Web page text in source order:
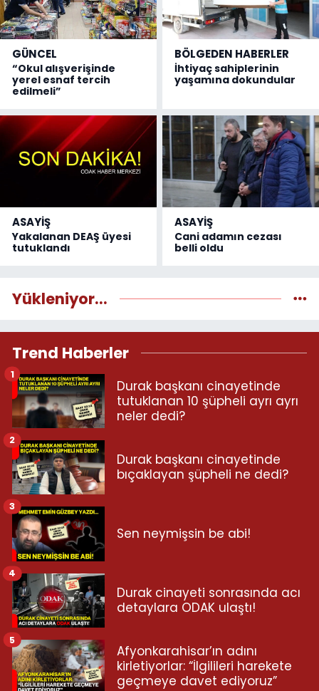
GÜNCEL
“Okul alışverişinde
yerel esnaf tercih
edilmeli”
BÖLGEDEN HABERLER
İhtiyaç sahiplerinin
yaşamına dokundular
ASAYİŞ
Yakalanan DEAŞ üyesi
tutuklandı
ASAYİŞ
Cani adamın cezası
belli oldu
Yükleniyor...
Trend Haberler
Durak başkanı cinayetinde
tutuklanan 10 şüpheli ayrı ayrı
neler dedi?
1
Durak başkanı cinayetinde
bıçaklayan şüpheli ne dedi?
2
Sen neymişsin be abi!
3
Durak cinayeti sonrasında acı
detaylara ODAK ulaştı!
4
Afyonkarahisar’ın adını
kirletiyorlar: “İlgilileri harekete
geçmeye davet ediyoruz”
5